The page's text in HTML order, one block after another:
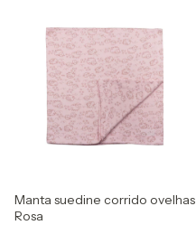
Manta suedine corrido ovelhas
Rosa